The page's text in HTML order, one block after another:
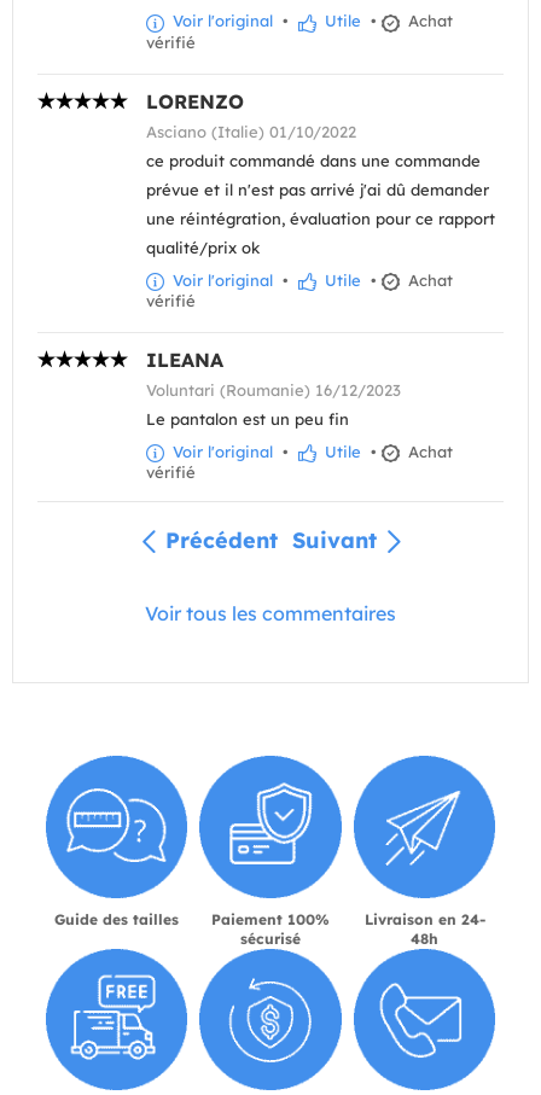
Voir l'original • Utile •
Achat
vérifié
LORENZO
Asciano (Italie) 01/10/2022
ce produit commandé dans une commande
prévue et il n'est pas arrivé j'ai dû demander
une réintégration, évaluation pour ce rapport
qualité/prix ok
Voir l'original • Utile •
Achat
vérifié
ILEANA
Voluntari (Roumanie) 16/12/2023
Le pantalon est un peu fin
Voir l'original • Utile •
Achat
vérifié
Précédent Suivant
Voir tous les commentaires
Guide des tailles
Paiement 100%
sécurisé
Livraison en 24-
48h